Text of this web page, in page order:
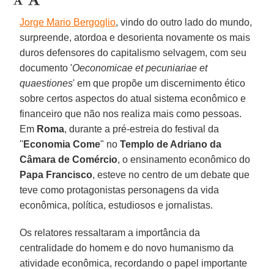
Jorge Mario Bergoglio, vindo do outro lado do mundo,
surpreende, atordoa e desorienta novamente os mais
duros defensores do capitalismo selvagem, com seu
documento 'Oeconomicae et pecuniariae et
quaestiones' em que propõe um discernimento ético
sobre certos aspectos do atual sistema econômico e
financeiro que não nos realiza mais como pessoas.
Em Roma, durante a pré-estreia do festival da
''Economia Come" noTemplo de Adriano da
Câmara de Comércio, o ensinamento econômico do
Papa Francisco, esteve no centro de um debate que
teve como protagonistas personagens da vida
econômica, política, estudiosos e jornalistas.
Os relatores ressaltaram a importância da
centralidade do homem e do novo humanismo da
atividade econômica, recordando o papel importante